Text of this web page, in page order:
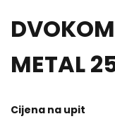
METAL
Cijena na upit